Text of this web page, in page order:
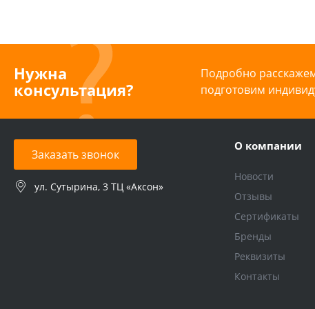
Нужна
консультация?
Подробно
подготовим
Заказать звонок
ул. Сутырина, 3 ТЦ «Аксон»
О компании
Новости
Отзывы
Сертификаты
Бренды
Реквизиты
Контакты